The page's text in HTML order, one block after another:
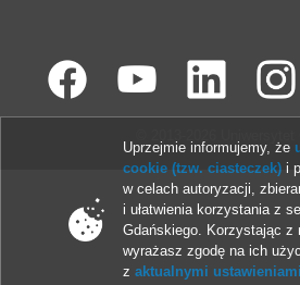
Uprzejmie informujemy, że
cookie (tzw. ciasteczek) i
w celach autoryzacji,
i ułatwienia korzystania z
Gdańskiego. Korzystając z
wyrażasz zgodę na ich
zaktualnymi